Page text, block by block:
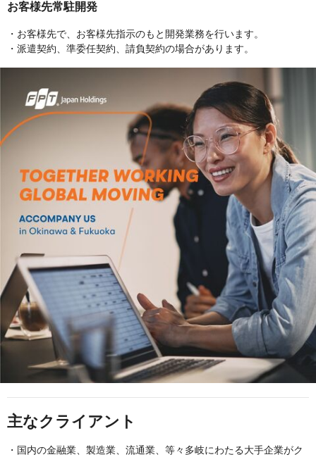
お客様先常駐開発
・お客様先で、お客様先指示のもと開発業務を行います。
・派遣契約、準委任契約、請負契約の場合があります。
主なクライアント
・国内の金融業、製造業、流通業、等々多岐にわたる大手企業がク